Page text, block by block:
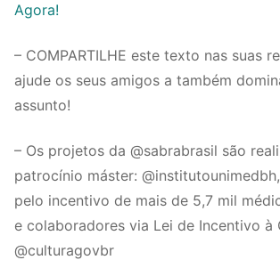
Agora!
– COMPARTILHE este texto nas suas
ajude os seus amigos a também
assunto!
– Os projetos da @sabrabrasil são
patrocínio máster:
pelo incentivo de mais de 5,7 mil
e colaboradores via Lei de Incentivo à
@culturagovbr